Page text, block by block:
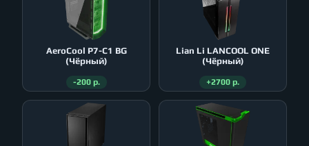
AeroСool P7-C1 BG
(Чёрный)
-200 р.
Lian Li LANCOOL ONE
(Чёрный)
+2700 р.